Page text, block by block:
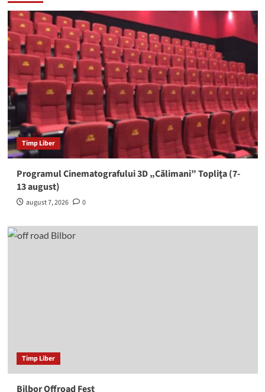
Timp Liber
Programul Cinematografului 3D „Călimani” Topliţa (7-
13 august)
august 7, 2026 0
Timp Liber
Bilbor Offroad Fest